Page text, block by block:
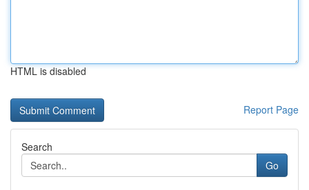
HTML is disabled
Report Page
Search
Go